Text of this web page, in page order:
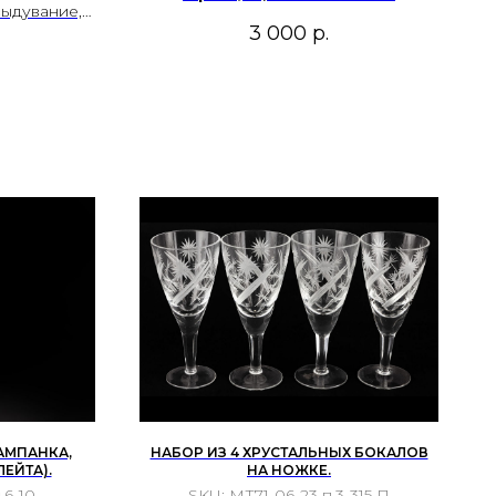
3 000 р.
НАБОР ИЗ 4 ХРУСТАЛЬНЫХ БОКАЛОВ
НА НОЖКЕ.